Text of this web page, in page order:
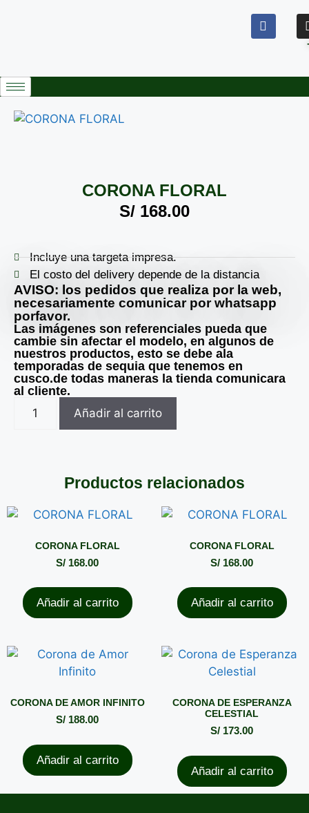
CORONA FLORAL
S/ 168.00
Incluye una targeta impresa.
El costo del delivery depende de la distancia
AVISO: los pedidos que realiza por la web,
necesariamente comunicar por whatsapp
porfavor.
Las imágenes son referenciales pueda que
cambie sin afectar el modelo, en algunos de
nuestros productos, esto se debe ala
temporadas de sequia que tenemos en
cusco.de todas maneras la tienda comunicara
al cliente.
Añadir al carrito
Productos relacionados
CORONA FLORAL
S/ 168.00
Añadir al carrito
CORONA FLORAL
S/ 168.00
Añadir al carrito
CORONA DE AMOR INFINITO
S/ 188.00
Añadir al carrito
CORONA DE ESPERANZA
CELESTIAL
S/ 173.00
Añadir al carrito